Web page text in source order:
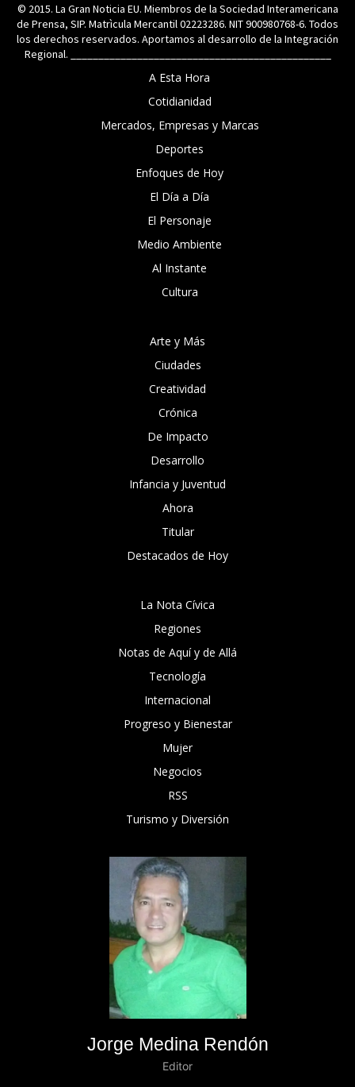
© 2015. La Gran Noticia EU. Miembros de la Sociedad Interamericana
de Prensa, SIP. Matrìcula Mercantil 02223286. NIT 900980768-6. Todos
los derechos reservados. Aportamos al desarrollo de la Integración
Regional. _______________________________________________
A Esta Hora
Cotidianidad
Mercados, Empresas y Marcas
Deportes
Enfoques de Hoy
El Día a Día
El Personaje
Medio Ambiente
Al Instante
Cultura
Arte y Más
Ciudades
Creatividad
Crónica
De Impacto
Desarrollo
Infancia y Juventud
Ahora
Titular
Destacados de Hoy
La Nota Cívica
Regiones
Notas de Aquí y de Allá
Tecnología
Internacional
Progreso y Bienestar
Mujer
Negocios
RSS
Turismo y Diversión
Jorge Medina Rendón
Editor